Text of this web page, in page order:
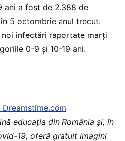
ani a fost de 2.388 de
5 octombrie anul trecut.
noi infectări raportate marți
0-9 și 10-19 ani.
Dreamstime.com
educaţia din România şi, în
19, oferă gratuit imagini